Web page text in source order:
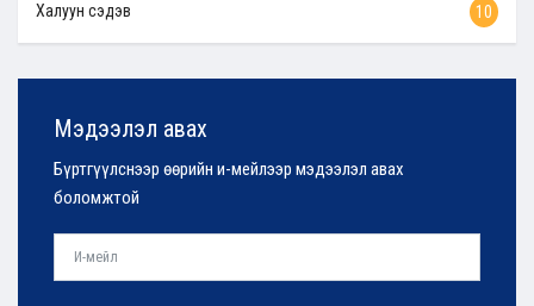
Халуун сэдэв 10
Мэдээлэл авах
Бүртгүүлснээр өөрийн и-мейлээр мэдээлэл авах
боломжтой